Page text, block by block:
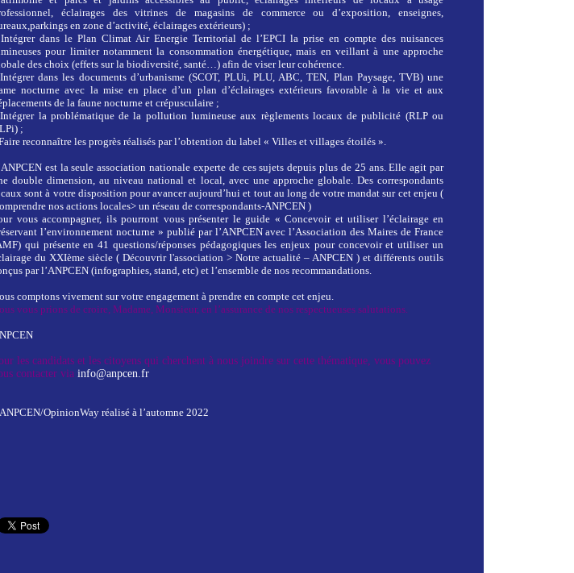
éclairages des vitrines de magasins de commerce ou d’exposition, enseignes,
en zone d’activité, éclairages extérieurs) ;
Intégrer dans le Plan Climat Air Energie Territorial de l’EPCI la prise en compte des nuisances
pour limiter notamment la consommation énergétique, mais en veillant à une approche
des choix (effets sur la biodiversité, santé…) afin de viser leur cohérence.
Intégrer dans les documents d’urbanisme (SCOT, PLUi, PLU, ABC, TEN, Plan Paysage, TVB) une
nocturne avec la mise en place d’un plan d’éclairages extérieurs favorable à la vie et aux
de la faune nocturne et crépusculaire ;
Intégrer la problématique de la pollution lumineuse aux règlements locaux de publicité (RLP ou
;
reconnaître les progrès réalisés par l’obtention du label « Villes et villages étoilés ».
est la seule association nationale experte de ces sujets depuis plus de 25 ans. Elle agit par
double dimension, au niveau national et local, avec une approche globale. Des correspondants
sont à votre disposition pour avancer aujourd’hui et tout au long de votre mandat sur cet enjeu (
nos actions locales> un réseau de correspondants-ANPCEN )
vous accompagner, ils pourront vous présenter le guide « Concevoir et utiliser l’éclairage en
l’environnement nocturne » publié par l’ANPCEN avec l’Association des Maires de France
qui présente en 41 questions/réponses pédagogiques les enjeux pour concevoir et utiliser un
du XXIème siècle ( Découvrir l'association > Notre actualité – ANPCEN ) et différents outils
par l’ANPCEN (infographies, stand, etc) et l’ensemble de nos recommandations.
comptons vivement sur votre engagement à prendre en compte cet enjeu.
vous prions de croire, Madame, Monsieur, en l’assurance de nos respectueuses salutations.
les candidats et les citoyens qui cherchent à nous joindre sur cette thématique, vous pouvez
contacter via info@anpcen.fr
OpinionWay réalisé à l’automne 2022